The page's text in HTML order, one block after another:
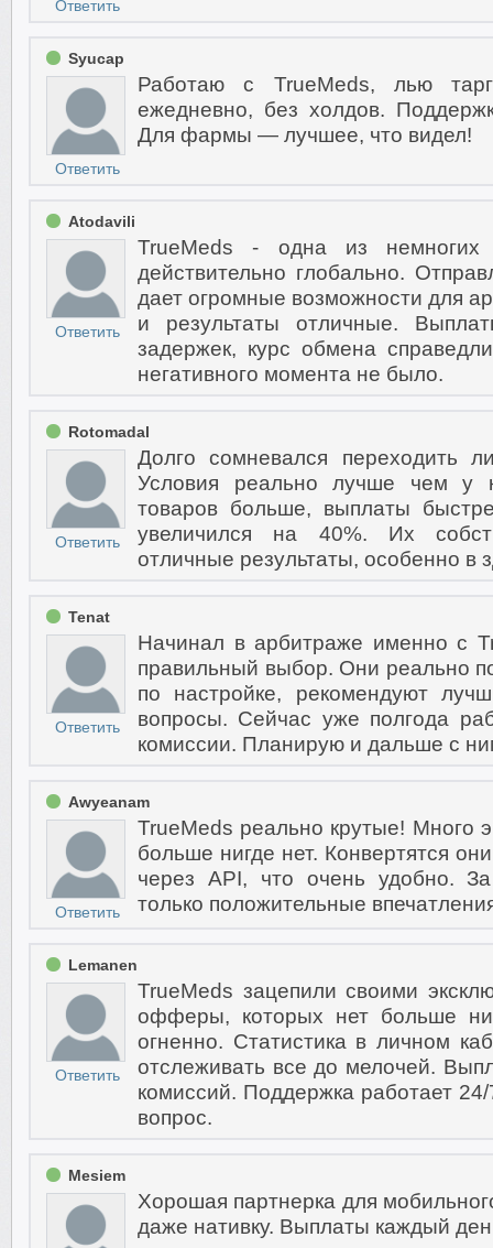
Ответить
Syucap
Ответить
Работаю с TrueMeds, лью
ежедневно, без холдов.
Для фармы — лучшее, что видел!
Atodavili
Ответить
TrueMeds - одна из немногих
действительно глобально.
дает огромные возможности для
и результаты отличные.
задержек, курс обмена
негативного момента не было.
Rotomadal
Ответить
Долго сомневался переходить
Условия реально лучше чем у
товаров больше, выплаты
увеличился на 40%. Их
отличные результаты, особенно в
Tenat
Ответить
Начинал в арбитраже именно с
правильный выбор. Они реально
по настройке, рекомендуют
вопросы. Сейчас уже полгода
комиссии. Планирую и дальше с
Awyeanam
Ответить
TrueMeds реально крутые! Много
больше нигде нет. Конвертятся
через API, что очень удобно.
только положительные
Lemanen
Ответить
TrueMeds зацепили своими
офферы, которых нет больше
огненно. Статистика в личном
отслеживать все до мелочей.
комиссий. Поддержка работает
вопрос.
Mesiem
Хорошая партнерка для
даже нативку. Выплаты каждый